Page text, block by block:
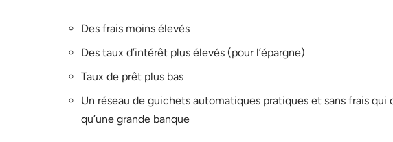
Des frais moins élevés
Des taux d’intérêt plus élevés (pour l’épargne)
Taux de prêt plus bas
Un réseau de guichets automatiques pratiques et sans frais qui
qu’une grande banque